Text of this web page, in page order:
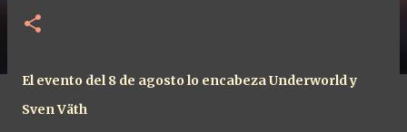
El evento del 8 de agosto lo encabeza Underworld y
Sven Väth